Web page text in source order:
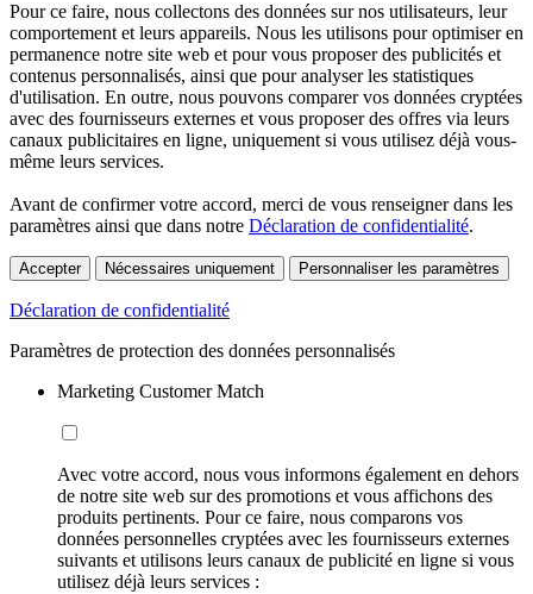
Pour ce faire, nous collectons des données sur nos utilisateurs, leur
comportement et leurs appareils. Nous les utilisons pour optimiser en
permanence notre site web et pour vous proposer des publicités et
contenus personnalisés, ainsi que pour analyser les statistiques
d'utilisation. En outre, nous pouvons comparer vos données cryptées
avec des fournisseurs externes et vous proposer des offres via leurs
canaux publicitaires en ligne, uniquement si vous utilisez déjà vous-
même leurs services.
Avant de confirmer votre accord, merci de vous renseigner dans les
paramètres ainsi que dans notre Déclaration de confidentialité.
Accepter Nécessaires uniquement Personnaliser les paramètres
Déclaration de confidentialité
Paramètres de protection des données personnalisés
Marketing Customer Match
Avec votre accord, nous vous informons également en dehors
de notre site web sur des promotions et vous affichons des
produits pertinents. Pour ce faire, nous comparons vos
données personnelles cryptées avec les fournisseurs externes
suivants et utilisons leurs canaux de publicité en ligne si vous
utilisez déjà leurs services :